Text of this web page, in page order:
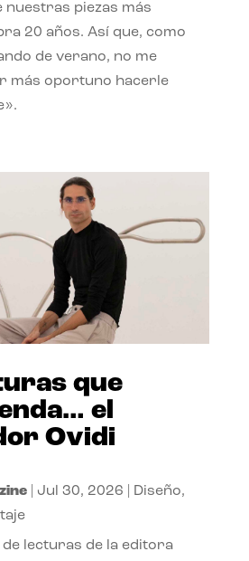
nuestras piezas más
20 años. Así que, como
de verano, no me
más oportuno hacerle
que
el
Ovidi
| Jul 30, 2026 Diseño,
lecturas de la editora